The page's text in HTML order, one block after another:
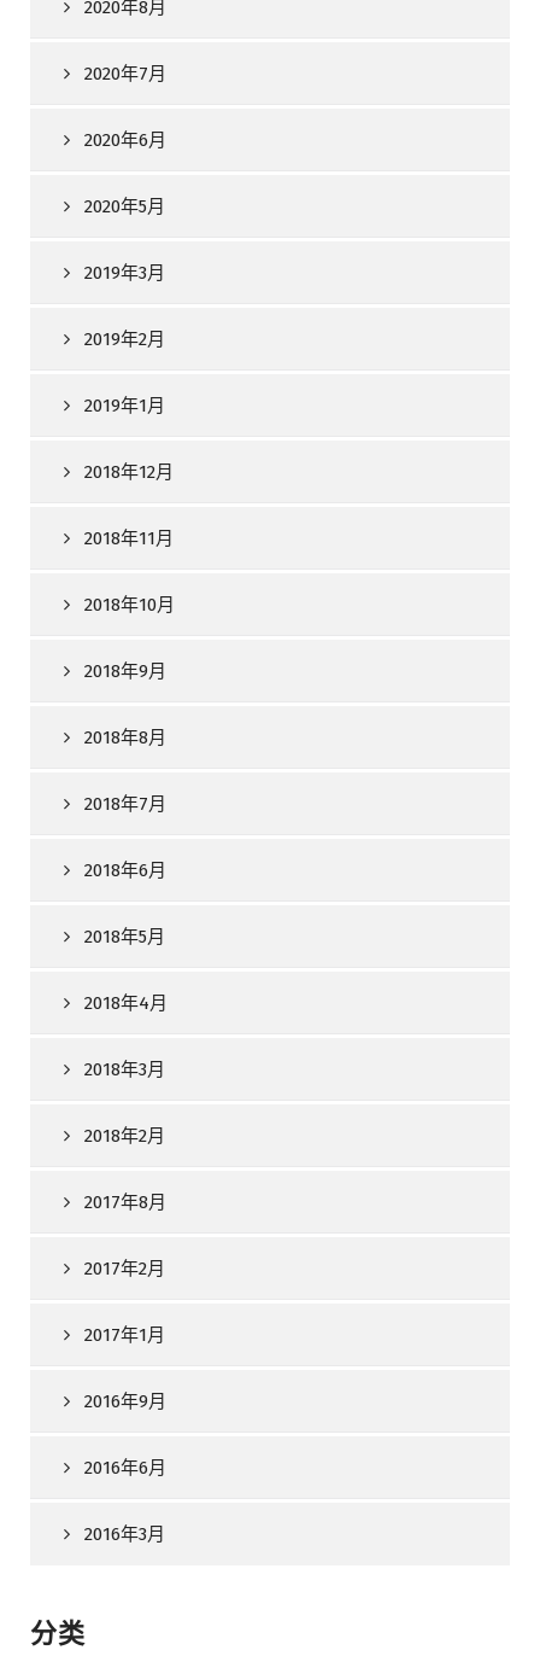
2020年8月
2020年7月
2020年6月
2020年5月
2019年3月
2019年2月
2019年1月
2018年12月
2018年11月
2018年10月
2018年9月
2018年8月
2018年7月
2018年6月
2018年5月
2018年4月
2018年3月
2018年2月
2017年8月
2017年2月
2017年1月
2016年9月
2016年6月
2016年3月
分类